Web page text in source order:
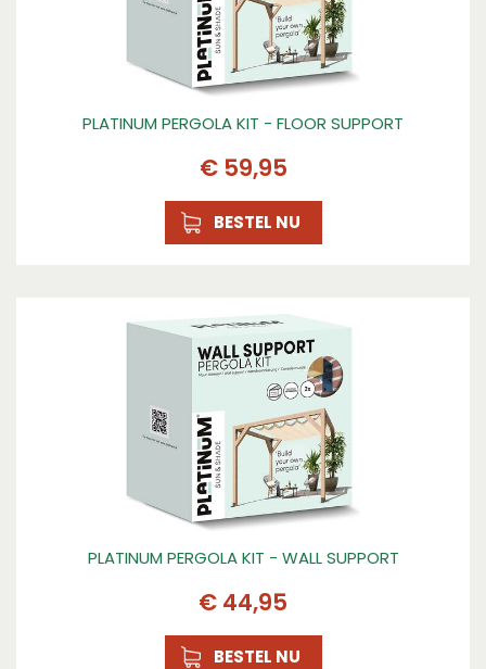
PLATINUM PERGOLA KIT - FLOOR SUPPORT
€ 59,95
BESTEL NU
PLATINUM PERGOLA KIT - WALL SUPPORT
€ 44,95
BESTEL NU